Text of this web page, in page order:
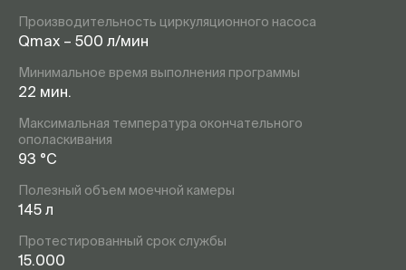
Производительность циркуляционного насоса
Qmax – 500 л/мин
Минимальное время выполнения программы
22 мин.
Максимальная температура окончательного
ополаскивания
93 °C
Полезный объем моечной камеры
145 л
Протестированный срок службы
15.000